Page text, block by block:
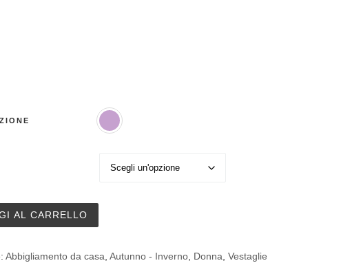
bottoni Primarosa art. 24812-7 iin morbido pile di viscosa
AL CARRELLO
Abbigliamento da casa ,Autunno - Inverno Donna ,Vestaglie